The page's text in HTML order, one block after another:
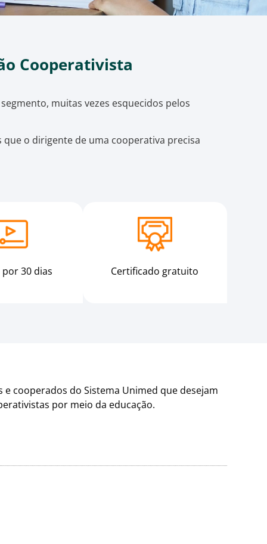
Cooperativista
muitas vezes esquecidos pelos
o dirigente de uma cooperativa precisa
por 30 dias Certificado gratuito
cooperados do Sistema Unimed que desejam
por meio da educação.